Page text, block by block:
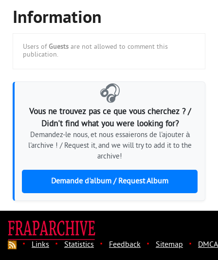
Information
Users of Guests are not allowed to comment this
publication.
🎧
Vous ne trouvez pas ce que vous cherchez ? /
Didn't find what you were looking for?
Demandez-le nous, et nous essaierons de l'ajouter à
l'archive ! / Request it, and we will try to add it to the
archive!
Demande d'album / Request Album
· Links · Statistics · Feedback · Sitemap · DMCA